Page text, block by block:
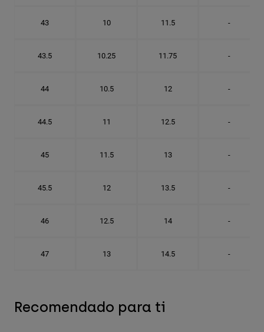
43 10 11.5 -
43.5 10.25 11.75 -
44 10.5 12 -
44.5 11 12.5 -
45 11.5 13 -
45.5 12 13.5 -
46 12.5 14 -
47 13 14.5 -
Recomendado para ti